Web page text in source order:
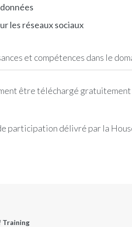
les réseaux sociaux
et compétences dans le
être téléchargé
participation délivré par la
Training